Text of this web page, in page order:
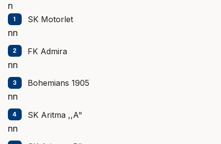
n
SK Motorlet
nn
FK Admira
nn
Bohemians 1905
nn
SK Aritma ,,A"
nn